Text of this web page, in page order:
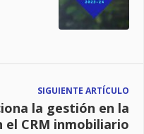
SIGUIENTE ARTÍCULO
la gestión en la
el CRM inmobiliario